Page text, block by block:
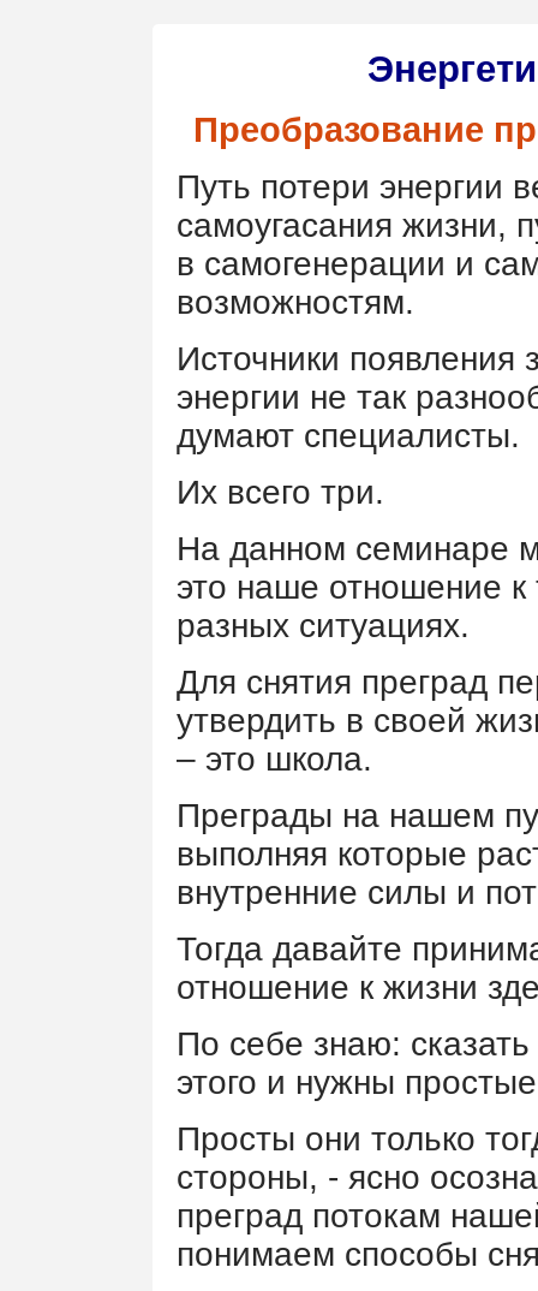
Преобразование
Путь потери энергии
самоугасания жизни,
в самогенерации и
возможностям.
Источники появления
энергии не так
думают специалисты.
Их всего три.
На данном семинаре
это наше отношение
разных ситуациях.
Для снятия преград
утвердить в своей
– это школа.
Преграды на нашем
выполняя которые
внутренние силы и
Тогда давайте
отношение к жизни
По себе знаю:
этого и нужны
Просты они только
стороны, - ясно
преград потокам
понимаем способы